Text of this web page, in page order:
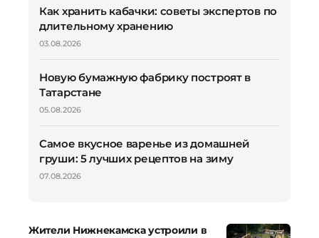
Как хранить кабачки: советы экспертов по
длительному хранению
03.08.2026
Новую бумажную фабрику построят в
Татарстане
05.08.2026
Самое вкусное варенье из домашней
груши: 5 лучших рецептов на зиму
07.08.2026
Жители Нижнекамска устроили в